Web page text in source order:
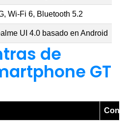
Wi-Fi 6, Bluetooth 5.2
UI 4.0 basado en Android
de
GT